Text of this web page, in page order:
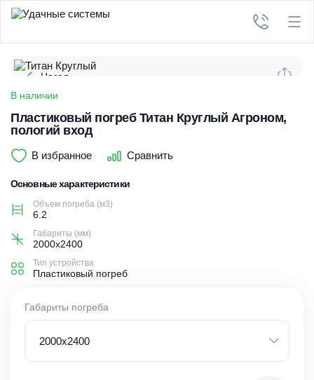
Назад
В наличии
Пластиковый погреб Титан Круглый Агроном,
пологий вход
В избранное Сравнить
Основные характеристики
Объем погреба (м3)
6.2
Габариты (мм)
2000х2400
Тип устройства
Пластиковый погреб
Габариты погреба